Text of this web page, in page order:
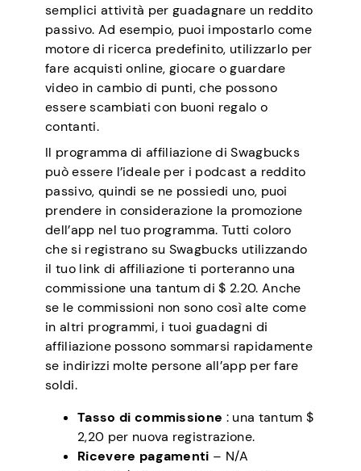
semplici attività per guadagnare un reddito
passivo. Ad esempio, puoi impostarlo come
motore di ricerca predefinito, utilizzarlo per
fare acquisti online, giocare o guardare
video in cambio di punti, che possono
essere scambiati con buoni regalo o
contanti.
Il programma di affiliazione di Swagbucks
può essere l’ideale per i podcast a reddito
passivo, quindi se ne possiedi uno, puoi
prendere in considerazione la promozione
dell’app nel tuo programma. Tutti coloro
che si registrano su Swagbucks utilizzando
il tuo link di affiliazione ti porteranno una
commissione una tantum di $ 2.20. Anche
se le commissioni non sono così alte come
in altri programmi, i tuoi guadagni di
affiliazione possono sommarsi rapidamente
se indirizzi molte persone all’app per fare
soldi.
Tasso di commissione : una tantum $
2,20 per nuova registrazione.
Ricevere pagamenti – N/A